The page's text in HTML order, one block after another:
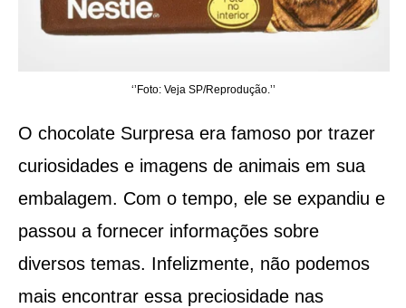
‘’Foto: Veja SP/Reprodução.’’
O chocolate Surpresa era famoso por trazer
curiosidades e imagens de animais em sua
embalagem. Com o tempo, ele se expandiu e
passou a fornecer informações sobre
diversos temas. Infelizmente, não podemos
mais encontrar essa preciosidade nas